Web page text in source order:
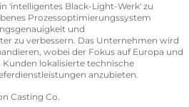
'intelligentes Black-Light-Werk' zu
Prozessoptimierungssystem
und
zu verbessern. Das Unternehmen wird
wobei der Fokus auf Europa und
lokalisierte technische
anzubieten.
Casting Co.